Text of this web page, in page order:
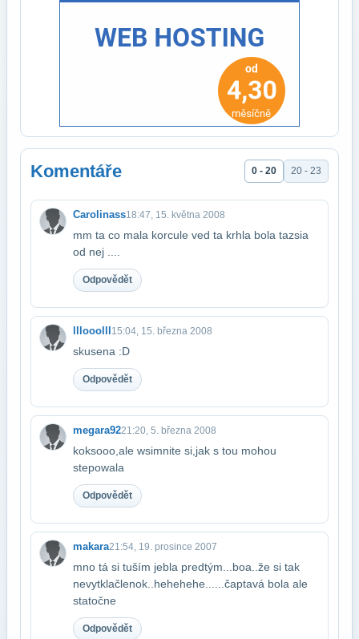
Komentáře 0 - 20 20 - 23
Carolinass18:47, 15. května 2008
mm ta co mala korcule ved ta krhla bola tazsia
od nej ....
Odpovědět
lllooolll15:04, 15. března 2008
skusena :D
Odpovědět
megara9221:20, 5. března 2008
koksooo,ale wsimnite si,jak s tou mohou
stepowala
Odpovědět
makara21:54, 19. prosince 2007
mno tá si tuším jebla predtým...boa..že si tak
nevytkla​členok..hehehehe......čaptavá bola ale
statočne
Odpovědět